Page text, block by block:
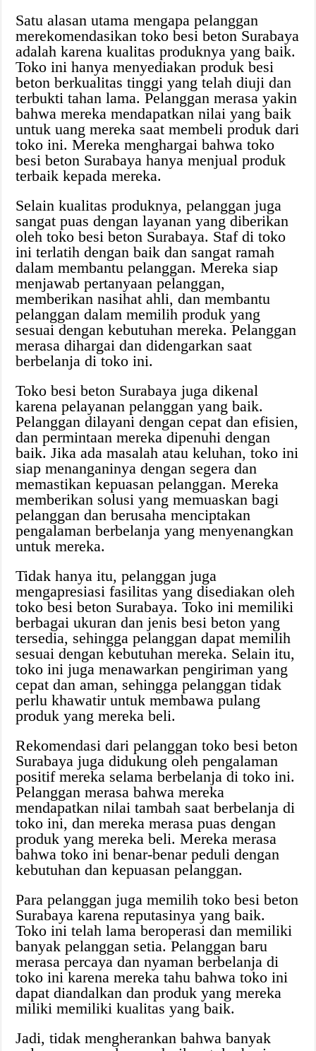
Satu alasan utama mengapa pelanggan
merekomendasikan toko besi beton Surabaya
adalah karena kualitas produknya yang baik.
Toko ini hanya menyediakan produk besi
beton berkualitas tinggi yang telah diuji dan
terbukti tahan lama. Pelanggan merasa yakin
bahwa mereka mendapatkan nilai yang baik
untuk uang mereka saat membeli produk dari
toko ini. Mereka menghargai bahwa toko
besi beton Surabaya hanya menjual produk
terbaik kepada mereka.
Selain kualitas produknya, pelanggan juga
sangat puas dengan layanan yang diberikan
oleh toko besi beton Surabaya. Staf di toko
ini terlatih dengan baik dan sangat ramah
dalam membantu pelanggan. Mereka siap
menjawab pertanyaan pelanggan,
memberikan nasihat ahli, dan membantu
pelanggan dalam memilih produk yang
sesuai dengan kebutuhan mereka. Pelanggan
merasa dihargai dan didengarkan saat
berbelanja di toko ini.
Toko besi beton Surabaya juga dikenal
karena pelayanan pelanggan yang baik.
Pelanggan dilayani dengan cepat dan efisien,
dan permintaan mereka dipenuhi dengan
baik. Jika ada masalah atau keluhan, toko ini
siap menanganinya dengan segera dan
memastikan kepuasan pelanggan. Mereka
memberikan solusi yang memuaskan bagi
pelanggan dan berusaha menciptakan
pengalaman berbelanja yang menyenangkan
untuk mereka.
Tidak hanya itu, pelanggan juga
mengapresiasi fasilitas yang disediakan oleh
toko besi beton Surabaya. Toko ini memiliki
berbagai ukuran dan jenis besi beton yang
tersedia, sehingga pelanggan dapat memilih
sesuai dengan kebutuhan mereka. Selain itu,
toko ini juga menawarkan pengiriman yang
cepat dan aman, sehingga pelanggan tidak
perlu khawatir untuk membawa pulang
produk yang mereka beli.
Rekomendasi dari pelanggan toko besi beton
Surabaya juga didukung oleh pengalaman
positif mereka selama berbelanja di toko ini.
Pelanggan merasa bahwa mereka
mendapatkan nilai tambah saat berbelanja di
toko ini, dan mereka merasa puas dengan
produk yang mereka beli. Mereka merasa
bahwa toko ini benar-benar peduli dengan
kebutuhan dan kepuasan pelanggan.
Para pelanggan juga memilih toko besi beton
Surabaya karena reputasinya yang baik.
Toko ini telah lama beroperasi dan memiliki
banyak pelanggan setia. Pelanggan baru
merasa percaya dan nyaman berbelanja di
toko ini karena mereka tahu bahwa toko ini
dapat diandalkan dan produk yang mereka
miliki memiliki kualitas yang baik.
Jadi, tidak mengherankan bahwa banyak